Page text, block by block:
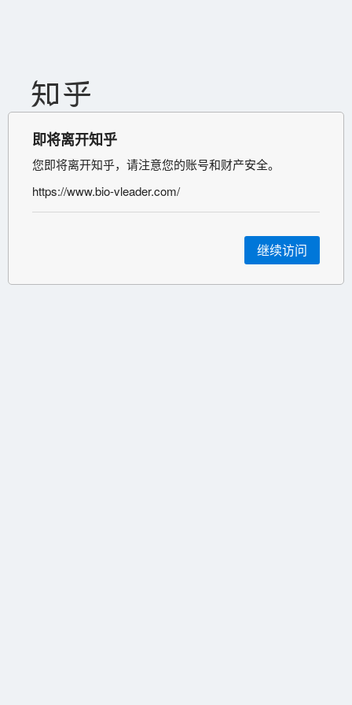
即将离开知乎
您即将离开知乎，请注意您的账号和财产安全。
https://www.bio-vleader.com/
继续访问